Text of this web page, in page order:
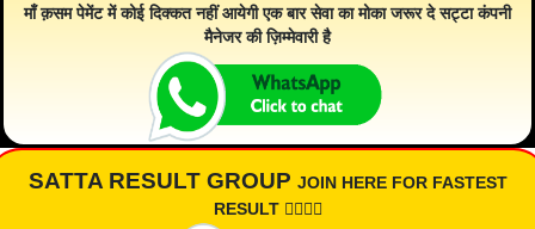
माँ क़सम पेमेंट में कोई दिक्कत नहीं आयेगी एक बार सेवा का मोका जरूर दे सट्टा कंपनी
मैनेजर की ज़िम्मेवारी है
SATTA RESULT GROUP JOIN HERE FOR FASTEST
RESULT 👇🏾👇🏾